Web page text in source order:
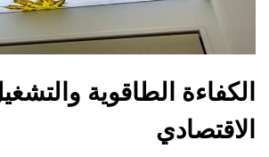
الكفاءة الطاقوية
الاقتصادي